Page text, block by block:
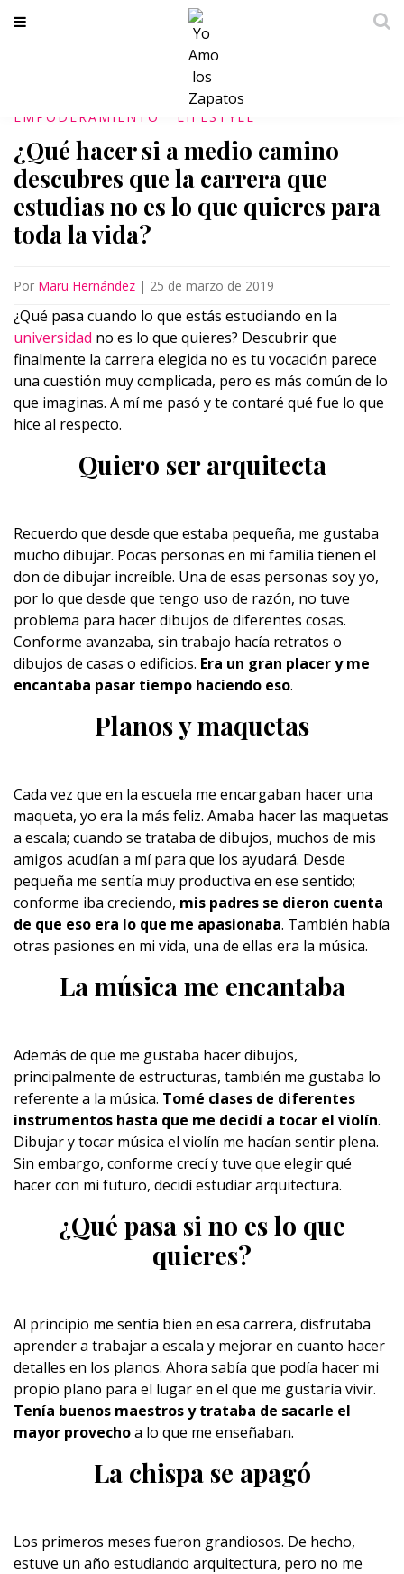
EMPODERAMIENTO LIFESTYLE
¿Qué hacer si a medio camino
descubres que la carrera que
estudias no es lo que quieres para
toda la vida?
Por Maru Hernández | 25 de marzo de 2019
¿Qué pasa cuando lo que estás estudiando en la
universidad no es lo que quieres? Descubrir que
finalmente la carrera elegida no es tu vocación parece
una cuestión muy complicada, pero es más común de lo
que imaginas. A mí me pasó y te contaré qué fue lo que
hice al respecto.
Quiero ser arquitecta
Recuerdo que desde que estaba pequeña, me gustaba
mucho dibujar. Pocas personas en mi familia tienen el
don de dibujar increíble. Una de esas personas soy yo,
por lo que desde que tengo uso de razón, no tuve
problema para hacer dibujos de diferentes cosas.
Conforme avanzaba, sin trabajo hacía retratos o
dibujos de casas o edificios. Era un gran placer y me
encantaba pasar tiempo haciendo eso.
Planos y maquetas
Cada vez que en la escuela me encargaban hacer una
maqueta, yo era la más feliz. Amaba hacer las maquetas
a escala; cuando se trataba de dibujos, muchos de mis
amigos acudían a mí para que los ayudará. Desde
pequeña me sentía muy productiva en ese sentido;
conforme iba creciendo, mis padres se dieron cuenta
de que eso era lo que me apasionaba. También había
otras pasiones en mi vida, una de ellas era la música.
La música me encantaba
Además de que me gustaba hacer dibujos,
principalmente de estructuras, también me gustaba lo
referente a la música. Tomé clases de diferentes
instrumentos hasta que me decidí a tocar el violín.
Dibujar y tocar música el violín me hacían sentir plena.
Sin embargo, conforme crecí y tuve que elegir qué
hacer con mi futuro, decidí estudiar arquitectura.
¿Qué pasa si no es lo que
quieres?
Al principio me sentía bien en esa carrera, disfrutaba
aprender a trabajar a escala y mejorar en cuanto hacer
detalles en los planos. Ahora sabía que podía hacer mi
propio plano para el lugar en el que me gustaría vivir.
Tenía buenos maestros y trataba de sacarle el
mayor provechoa lo que me enseñaban.
La chispa se apagó
Los primeros meses fueron grandiosos. De hecho,
estuve un año estudiando arquitectura, pero no me